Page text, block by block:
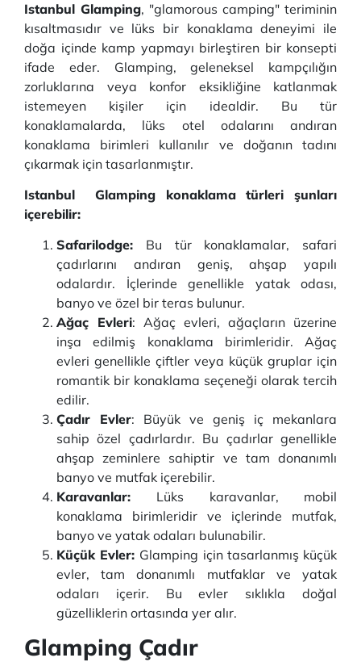
Istanbul Glamping, "glamorous camping" teriminin
kısaltmasıdır ve lüks bir konaklama deneyimi ile
doğa içinde kamp yapmayı birleştiren bir konsepti
ifade eder. Glamping, geleneksel kampçılığın
zorluklarına veya konfor eksikliğine katlanmak
istemeyen kişiler için idealdir. Bu tür
konaklamalarda, lüks otel odalarını andıran
konaklama birimleri kullanılır ve doğanın tadını
çıkarmak için tasarlanmıştır.
Istanbul Glamping konaklama türleri şunları
içerebilir:
Safarilodge: Bu tür konaklamalar, safari
çadırlarını andıran geniş, ahşap yapılı
odalardır. İçlerinde genellikle yatak odası,
banyo ve özel bir teras bulunur.
Ağaç Evleri: Ağaç evleri, ağaçların üzerine
inşa edilmiş konaklama birimleridir. Ağaç
evleri genellikle çiftler veya küçük gruplar için
romantik bir konaklama seçeneği olarak tercih
edilir.
Çadır Evler: Büyük ve geniş iç mekanlara
sahip özel çadırlardır. Bu çadırlar genellikle
ahşap zeminlere sahiptir ve tam donanımlı
banyo ve mutfak içerebilir.
Karavanlar: Lüks karavanlar, mobil
konaklama birimleridir ve içlerinde mutfak,
banyo ve yatak odaları bulunabilir.
Küçük Evler: Glamping için tasarlanmış küçük
evler, tam donanımlı mutfaklar ve yatak
odaları içerir. Bu evler sıklıkla doğal
güzelliklerin ortasında yer alır.
Glamping Çadır